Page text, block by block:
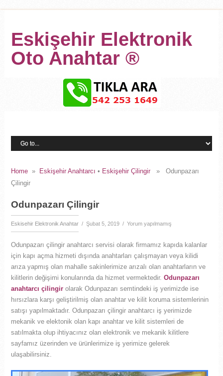
Eskişehir Elektronik
Oto Anahtar ®
Home» Eskişehir Anahtarcı • Eskişehir Çilingir» Odunpazarı
Çilingir
Odunpazarı Çilingir
Eskisehir Elektronik Anahtar/ Şubat 5, 2019 / Yorum yapılmamış
Odunpazarı çilingir anahtarcı servisi olarak firmamız kapıda kalanlar
için kapı açma hizmeti dışında anahtarları çalışmayan veya kilidi
arıza yapmış olan mahalle sakinlerimize arızalı olan anahtarların ve
kilitlerin değişimi konularında da hizmet vermektedir. Odunpazarı
anahtarcı çilingirolarak Odunpazarı semtindeki iş yerimizde ise
hırsızlara karşı geliştirilmiş olan anahtar ve kilit koruma sistemlerinin
satışı yapılmaktadır. Odunpazarı çilingir anahtarcı iş yerimizde
mekanik ve elektonik olan kapı anahtar ve kilit sistemleri de
satılmakta olup ihtiyacınız olan elektronik ve mekanik kilitlere
sayfamız üzerinden ve ürünlerimize iş yerimize gelerek
ulaşabilirsiniz.